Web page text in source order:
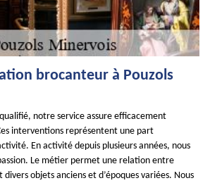
brocanteur à Pouzols
notre service assure efficacement
interventions représentent une part
En activité depuis plusieurs années, nous
Le métier permet une relation entre
objets anciens et d’époques variées. Nous